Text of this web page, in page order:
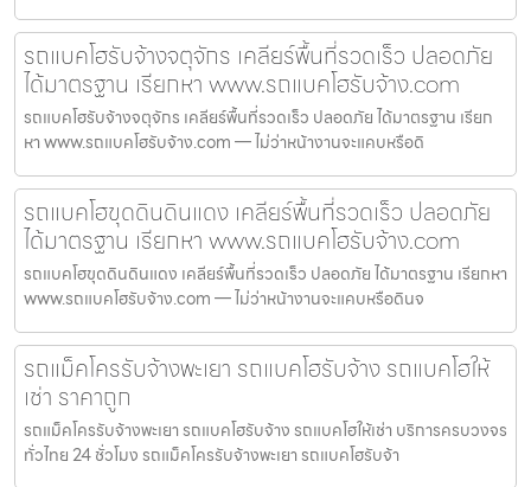
รถแบคโฮรับจ้างจตุจักร เคลียร์พื้นที่รวดเร็ว ปลอดภัย
ได้มาตรฐาน เรียกหา www.รถแบคโฮรับจ้าง.com
รถแบคโฮรับจ้างจตุจักร เคลียร์พื้นที่รวดเร็ว ปลอดภัย ได้มาตรฐาน เรียก
หา www.รถแบคโฮรับจ้าง.com — ไม่ว่าหน้างานจะแคบหรือดิ
รถแบคโฮขุดดินดินแดง เคลียร์พื้นที่รวดเร็ว ปลอดภัย
ได้มาตรฐาน เรียกหา www.รถแบคโฮรับจ้าง.com
รถแบคโฮขุดดินดินแดง เคลียร์พื้นที่รวดเร็ว ปลอดภัย ได้มาตรฐาน เรียกหา
www.รถแบคโฮรับจ้าง.com — ไม่ว่าหน้างานจะแคบหรือดินจ
รถแม็คโครรับจ้างพะเยา รถแบคโฮรับจ้าง รถแบคโฮให้
เช่า ราคาถูก
รถแม็คโครรับจ้างพะเยา รถแบคโฮรับจ้าง รถแบคโฮให้เช่า บริการครบวงจร
ทั่วไทย 24 ชั่วโมง รถแม็คโครรับจ้างพะเยา รถแบคโฮรับจ้า